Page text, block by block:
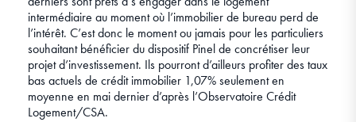
intermédiaire au moment où l’immobilier de bureau perd de
l’intérêt. C’est donc le moment ou jamais pour les particuliers
souhaitant bénéficier du dispositif Pinel de concrétiser leur
projet d’investissement. Ils pourront d’ailleurs profiter des taux
bas actuels de crédit immobilier 1,07% seulement en
moyenne en mai dernier d’après l’Observatoire Crédit
Logement/CSA.